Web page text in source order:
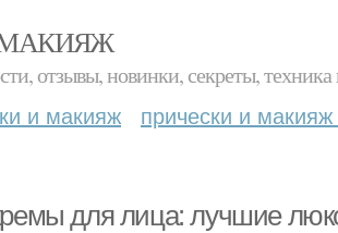
отзывы, новинки, секреты, техника
и макияж прически и
для лица: лучшие